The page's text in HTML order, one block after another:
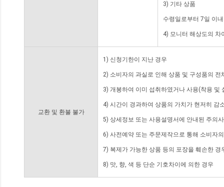
3) 기타 상품
수령일로부터 7일 이
4) 모니터 해상도의 차
교환 및 환불 불가
1) 신청기한이 지난 경우
2) 소비자의 과실로 인해 상품 및 구성품의
3) 개봉하여 이미 섭취하였거나 사용(착용 및
4) 시간이 경과하여 상품의 가치가 현저히 감
5) 상세정보 또는 사용설명서에 안내된 주의
6) 사전예약 또는 주문제작으로 통해 소비자
7) 복제가 가능한 상품 등의 포장을 훼손한 경
8) 맛, 향, 색 등 단순 기호차이에 의한 경우